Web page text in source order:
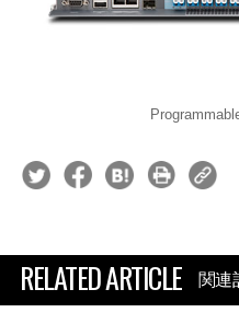
RELATED ARTICLE 関連